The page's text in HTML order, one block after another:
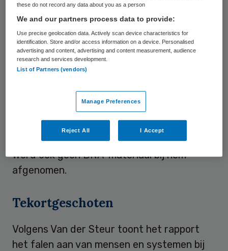
doden van zijn zus in Rotterdam. Inmiddels
is door een DNA-spoor gebleken dat hij
mogelijk ook te maken heeft met de
gewelddadige dood van Borst in februari
vorig jaar.
Het OM heeft eerder laten weten dat Van
U. tegen de zin van het OM nooit is
behandeld voor waandenkbeelden. Hoewel
hij eerder in contact kwam met justitie,
werd ook geen DNA-materiaal bij hem
afgenomen.
Tekortgeschoten
Volgens Van der Steur toont het rapport
het falen aan van mensen en systemen bij
these do not record any data about you as a person
We and our partners process data to provide:
Use precise geolocation data. Actively scan device characteristics for
identification. Store and/or access information on a device. Personalised
advertising and content, advertising and content measurement, audience
research and services development.
List of Partners (vendors)
Manage Preferences
Reject All I Accept